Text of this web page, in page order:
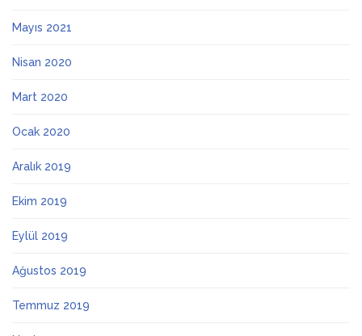
Mayıs 2021
Nisan 2020
Mart 2020
Ocak 2020
Aralık 2019
Ekim 2019
Eylül 2019
Ağustos 2019
Temmuz 2019